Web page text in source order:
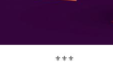
⚜️⚜️⚜️